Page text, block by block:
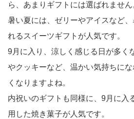
ら、あまりギフトには選ばれません
暑い夏には、ゼリーやアイスなど
れるスイーツギフトが人気です。
9月に入り、涼しく感じる日が多く
やクッキーなど、温かい気持ちに
くなりますよね。
内祝いのギフトも同様に、9月に入
用した焼き菓子が人気です。